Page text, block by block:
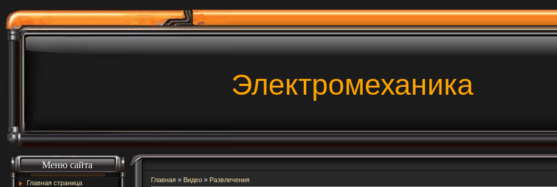
Электромеханика
Меню сайта
Главная страница
Главная» Видео» Развлечения